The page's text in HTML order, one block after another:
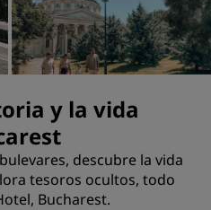
y la vida
descubre la vida
tesoros ocultos, todo
Bucharest.